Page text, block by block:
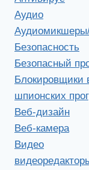
Аудио
Безопасность
Безопасный
Блокировщики
шпионских
Веб-дизайн
Веб-камера
Видео